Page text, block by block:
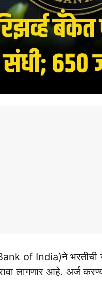
of India)ने भरतीची
लागणार आहे. अर्ज